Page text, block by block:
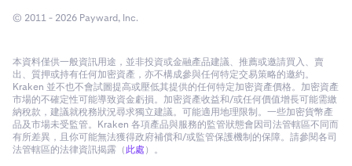
© 2011 - 2026 Payward, Inc.
本資料僅供一般資訊用途，並非投資或金融產品建議、推薦或邀請買入、賣
出、質押或持有任何加密資產，亦不構成參與任何特定交易策略的邀約。
Kraken 並不也不會試圖提高或壓低其提供的任何特定加密資產價格。加密資產
市場的不確定性可能導致資金虧損。加密資產收益和/或任何價值增長可能需繳
納稅款，建議就稅務狀況尋求獨立建議。可能適用地理限制。一些加密貨幣產
品及市場未受監管。Kraken 各項產品與服務的監管狀態會因司法管轄區不同而
有所差異，且你可能無法獲得政府補償和/或監管保護機制的保障。請參閱各司
法管轄區的法律資訊揭露（此處）。